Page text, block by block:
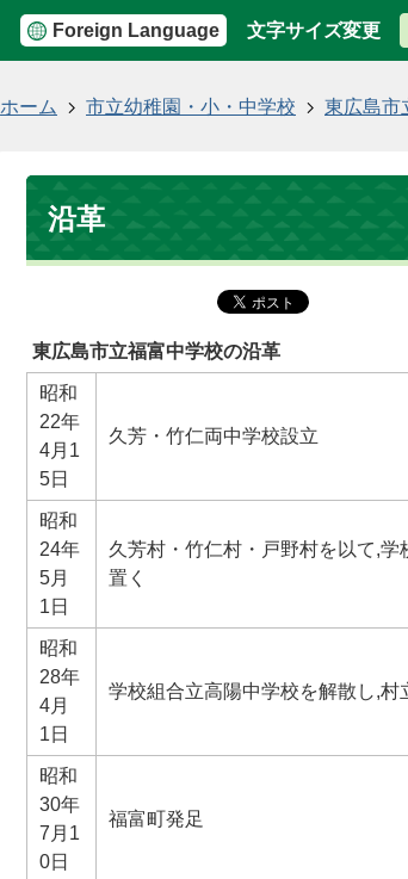
Foreign Language 文字サイズ変更
ホーム 市立幼稚園・小・中学校 東広島市
沿革
東広島市立福富中学校の沿革
昭和
22年
4月1
5日
久芳・竹仁両中学校設立
昭和
24年
5月
1日
久芳村・竹仁村・戸野村を以て,
置く
昭和
28年
4月
1日
学校組合立高陽中学校を解散し,村
昭和
30年
7月1
0日
福富町発足